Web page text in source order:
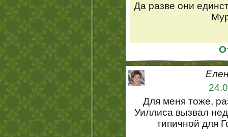
Да разве они
Для меня тоже,
Уиллиса вызвал
типичной для